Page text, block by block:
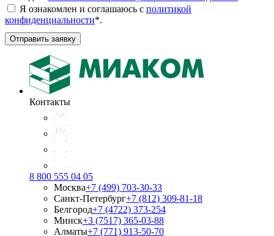
Я ознакомлен и соглашаюсь с политикой
конфиденциальности*.
Отправить заявку
Контакты
8 800 555 04 05
Москва+7 (499) 703-30-33
Санкт-Петербург+7 (812) 309-81-18
Белгород+7 (4722) 373-254
Минск+3 (7517) 365-03-88
Алматы+7 (771) 913-50-70